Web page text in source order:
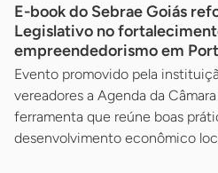
E-book do Sebrae Goiás
Legislativo no
empreendedorismo em
Evento promovido pela
vereadores a Agenda da
ferramenta que reúne boas
desenvolvimento econômico